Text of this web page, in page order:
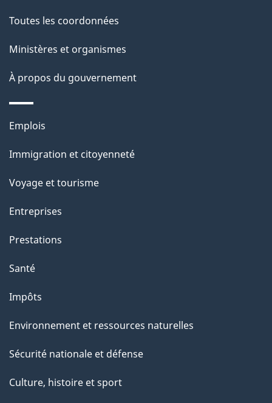
p
a
Toutes les coordonnées
Ministères et organismes
À propos du gouvernement
Thèmes
sujets
Emplois
Immigration et citoyenneté
Voyage et tourisme
Entreprises
Prestations
Santé
Impôts
Environnement et ressources naturelles
Sécurité nationale et défense
Culture, histoire et sport